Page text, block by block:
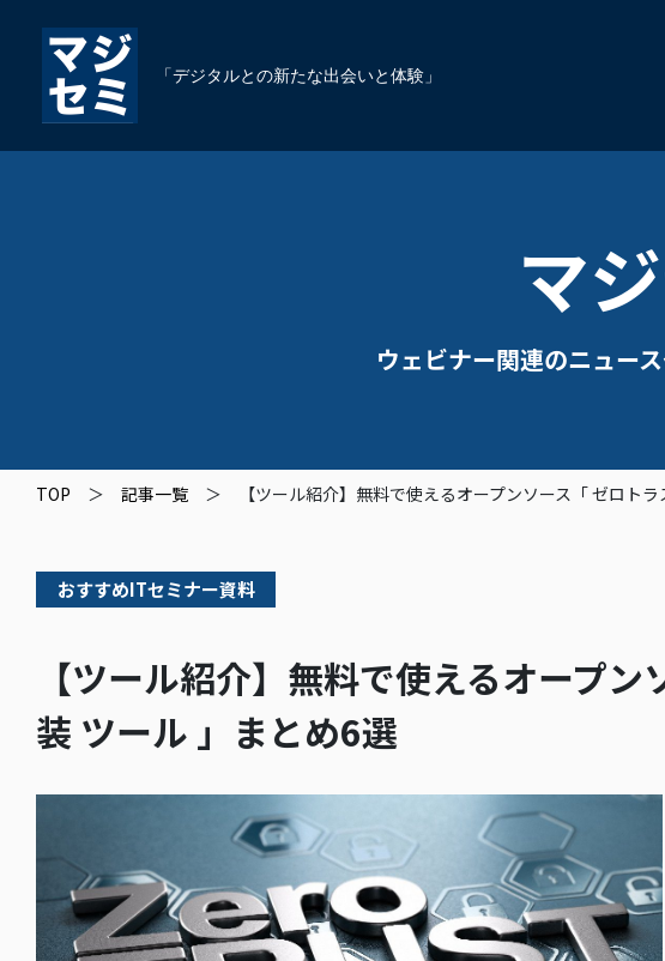
「デジタルとの新たな出会いと体験」
マ
ウェビナー関連のニュー
TOP 記事一覧 【ツール紹介】無料で使えるオープンソース「 ゼロト
おすすめITセミナー資料
【ツール紹介】無料で使えるオープ
装 ツール 」まとめ6選